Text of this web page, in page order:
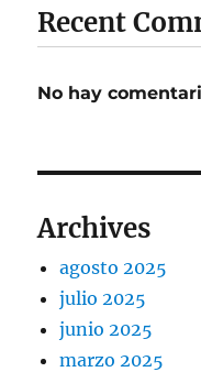
Recent
No hay
Archives
agosto 2025
julio 2025
junio 2025
marzo 2025